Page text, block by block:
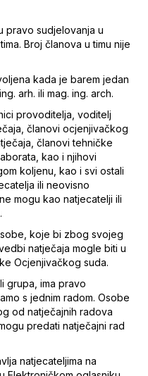
pravo sudjelovanja u
Broj članova u timu nije
kada je barem jedan
arh. ili mag. ing. arch.
provoditelja, voditelj
članovi ocjenjivačkog
članovi tehničke
kao i njihovi
koljenu, kao i svi ostali
ili neovisno
mogu kao natjecatelji ili
koje bi zbog svojeg
natječaja mogle biti u
Ocjenjivačkog suda.
grupa, ima pravo
s jednim radom. Osobe
od natječajnih radova
predati natječajni rad
natjecateljima na